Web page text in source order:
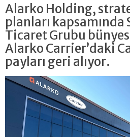
Alarko Holding,
planları kapsamında
Ticaret Grubu
Alarko Carrier’daki
payları geri alıyor.